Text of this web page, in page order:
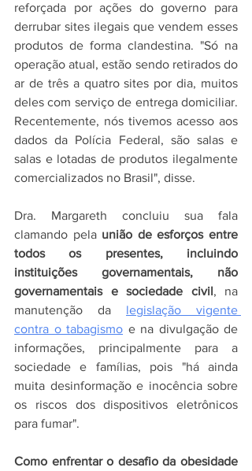
reforçada por ações do governo para
derrubar sites ilegais que vendem esses
produtos de forma clandestina. "Só na
operação atual, estão sendo retirados do
ar de três a quatro sites por dia, muitos
deles com serviço de entrega domiciliar.
Recentemente, nós tivemos acesso aos
dados da Polícia Federal, são salas e
salas e lotadas de produtos ilegalmente
comercializados no Brasil", disse.
Dra. Margareth concluiu sua fala
clamando pela união de esforços entre
todos os presentes, incluindo
instituições governamentais, não
governamentais e sociedade civil, na
manutenção da legislação vigente
contra o tabagismo e na divulgação de
informações, principalmente para a
sociedade e famílias, pois "há ainda
muita desinformação e inocência sobre
os riscos dos dispositivos eletrônicos
para fumar".
Como enfrentar o desafio da obesidade